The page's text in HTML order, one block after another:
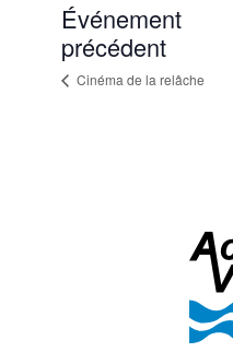
Événement
précédent
Cinéma de la relâche